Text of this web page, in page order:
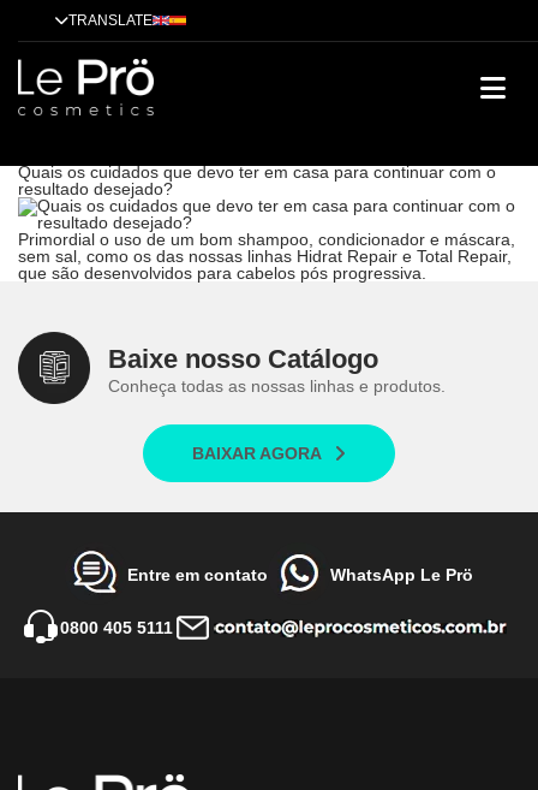
TRANSLATE
Quais os cuidados que devo ter em casa para continuar com o
resultado desejado?
Quais os cuidados que devo ter em casa para continuar com o
resultado desejado?
Primordial o uso de um bom shampoo, condicionador e máscara,
sem sal, como os das nossas linhas Hidrat Repair e Total Repair,
que são desenvolvidos para cabelos pós progressiva.
Baixe nosso Catálogo
Conheça todas as nossas linhas e produtos.
BAIXAR AGORA
Entre em contato WhatsApp Le Prö
0800 405 5111